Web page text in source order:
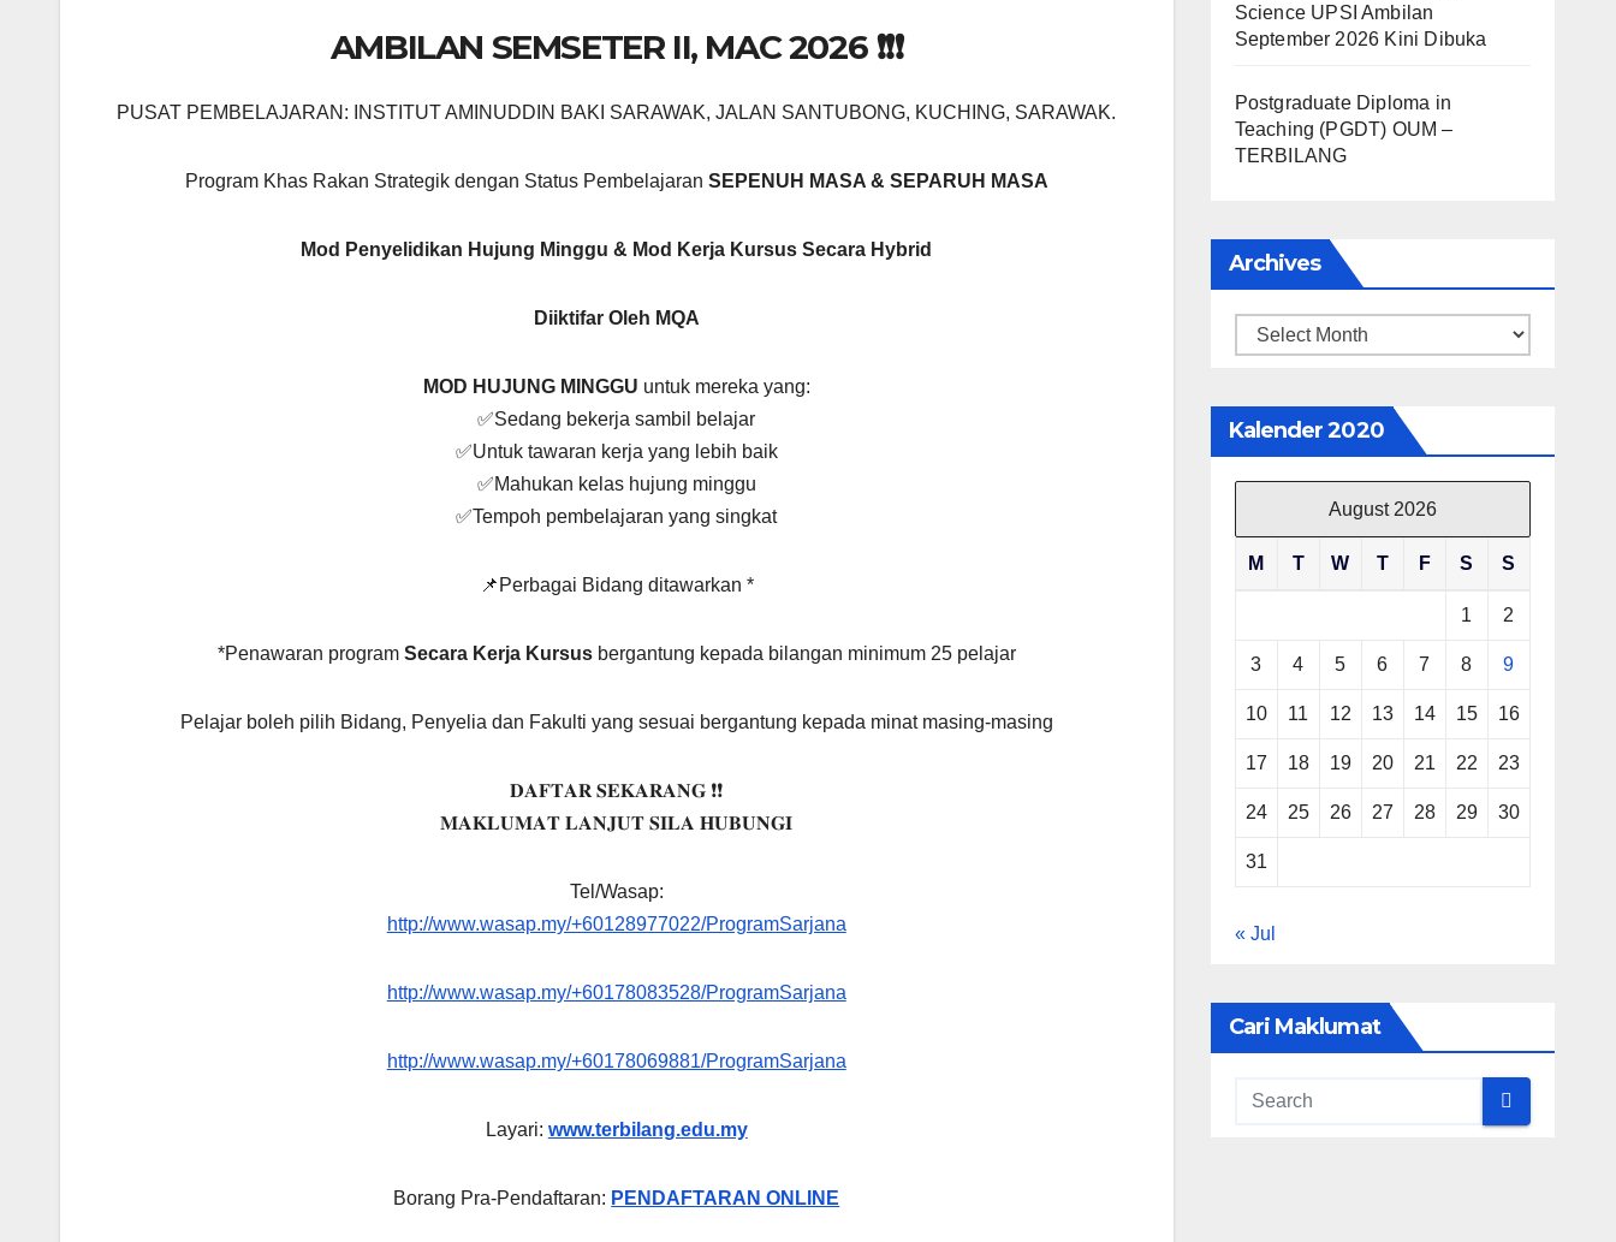
AMBILAN SEMSETER II, MAC 2026 ❗❗❗
PUSAT PEMBELAJARAN: INSTITUT AMINUDDIN BAKI SARAWAK, JALAN SANTUBONG, KUCHING, SARAWAK.
Program Khas Rakan Strategik dengan Status Pembelajaran SEPENUH MASA & SEPARUH MASA
Mod Penyelidikan Hujung Minggu & Mod Kerja Kursus Secara Hybrid
Diiktifar Oleh MQA
MOD HUJUNG MINGGU untuk mereka yang:
✅Sedang bekerja sambil belajar
✅Untuk tawaran kerja yang lebih baik
✅Mahukan kelas hujung minggu
✅Tempoh pembelajaran yang singkat
📌Perbagai Bidang ditawarkan *
*Penawaran program Secara Kerja Kursusbergantung kepada bilangan minimum 25 pelajar
Pelajar boleh pilih Bidang, Penyelia dan Fakulti yang sesuai bergantung kepada minat masing-masing
𝐃𝐀𝐅𝐓𝐀𝐑 𝐒𝐄𝐊𝐀𝐑𝐀𝐍𝐆 ❗❗
𝐌𝐀𝐊𝐋𝐔𝐌𝐀𝐓 𝐋𝐀𝐍𝐉𝐔𝐓 𝐒𝐈𝐋𝐀 𝐇𝐔𝐁𝐔𝐍𝐆𝐈
Tel/Wasap:
http://www.wasap.my/+60128977022/ProgramSarjana
http://www.wasap.my/+60178083528/ProgramSarjana
http://www.wasap.my/+60178069881/ProgramSarjana
Layari: www.terbilang.edu.my
Borang Pra-Pendaftaran: PENDAFTARAN ONLINE
Science UPSI Ambilan
September 2026 Kini Dibuka
Postgraduate Diploma in
Teaching (PGDT) OUM –
TERBILANG
Archives
Archives
Kalender 2020
August 2026
M T W T F S S
1 2
3 4 5 6 7 8 9
10 11 12 13 14 15 16
17 18 19 20 21 22 23
24 25 26 27 28 29 30
31
« Jul
Cari Maklumat